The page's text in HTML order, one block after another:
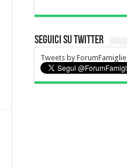
Seguici su Twitter
Tweets by ForumFamiglie